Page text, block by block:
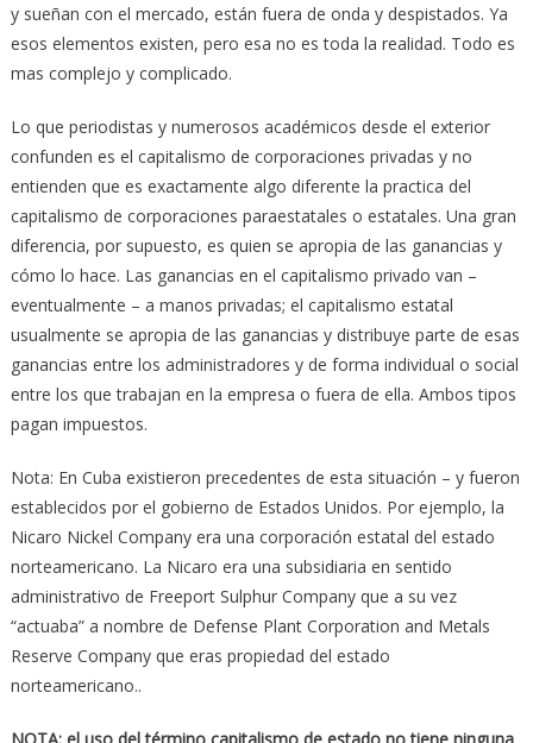
y sueñan con el mercado, están fuera de onda y despistados. Ya
esos elementos existen, pero esa no es toda la realidad. Todo es
mas complejo y complicado.
Lo que periodistas y numerosos académicos desde el exterior
confunden es el capitalismo de corporaciones privadas y no
entienden que es exactamente algo diferente la practica del
capitalismo de corporaciones paraestatales o estatales. Una gran
diferencia, por supuesto, es quien se apropia de las ganancias y
cómo lo hace. Las ganancias en el capitalismo privado van –
eventualmente – a manos privadas; el capitalismo estatal
usualmente se apropia de las ganancias y distribuye parte de esas
ganancias entre los administradores y de forma individual o social
entre los que trabajan en la empresa o fuera de ella. Ambos tipos
pagan impuestos.
Nota: En Cuba existieron precedentes de esta situación – y fueron
establecidos por el gobierno de Estados Unidos. Por ejemplo, la
Nicaro Nickel Company era una corporación estatal del estado
norteamericano. La Nicaro era una subsidiaria en sentido
administrativo de Freeport Sulphur Company que a su vez
“actuaba” a nombre de Defense Plant Corporation and Metals
Reserve Company que eras propiedad del estado
norteamericano..